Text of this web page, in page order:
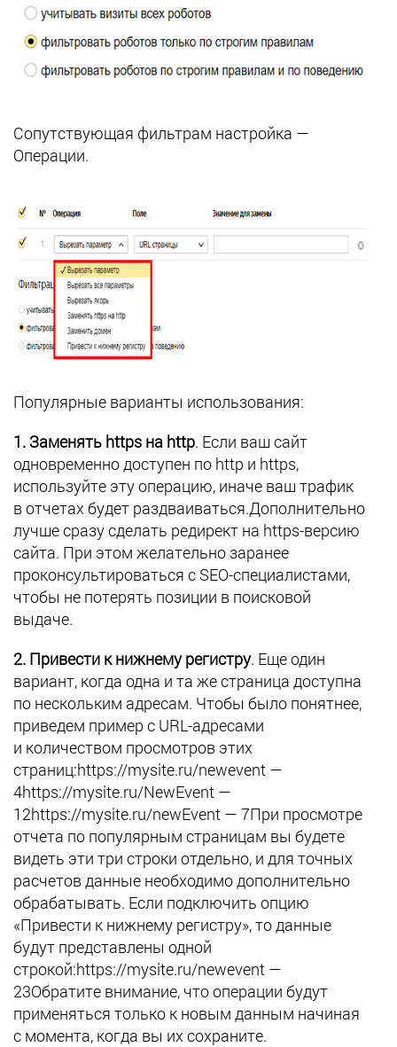
Сопутствующая фильтрам настройка —
Операции.
Популярные варианты использования:
1. Заменять https на http. Если ваш сайт
одновременно доступен по http и https,
используйте эту операцию, иначе ваш трафик
в отчетах будет раздваиваться.Дополнительно
лучше сразу сделать редирект на https-версию
сайта. При этом желательно заранее
проконсультироваться с SEO-специалистами,
чтобы не потерять позиции в поисковой
выдаче.
2. Привести к нижнему регистру. Еще один
вариант, когда одна и та же страница доступна
по нескольким адресам. Чтобы было понятнее,
приведем пример с URL-адресами
и количеством просмотров этих
страниц:https://mysite.ru/newevent —
4https://mysite.ru/NewEvent —
12https://mysite.ru/newEvent — 7При просмотре
отчета по популярным страницам вы будете
видеть эти три строки отдельно, и для точных
расчетов данные необходимо дополнительно
обрабатывать. Если подключить опцию
«Привести к нижнему регистру», то данные
будут представлены одной
строкой:https://mysite.ru/newevent —
23Обратите внимание, что операции будут
применяться только к новым данным начиная
с момента, когда вы их сохраните.